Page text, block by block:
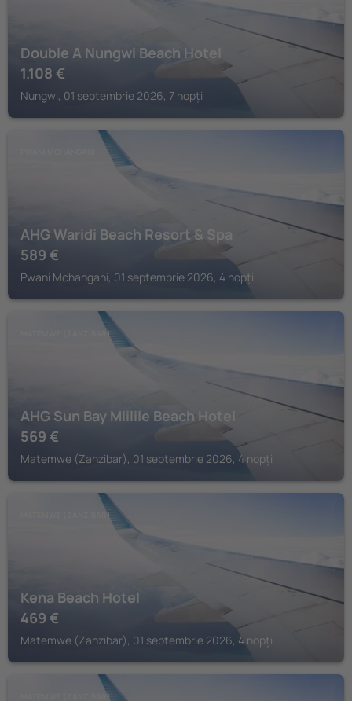
Double A Nungwi Beach Hotel
1.108 €
Nungwi, 01 septembrie 2026, 7 nopți
AHG Waridi Beach Resort & Spa
589 €
Pwani Mchangani, 01 septembrie 2026, 4 nopți
MATEMWE (ZANZIBAR)
AHG Sun Bay Mlilile Beach Hotel
569 €
Matemwe (Zanzibar), 01 septembrie 2026, 4 nopți
MATEMWE (ZANZIBAR)
Kena Beach Hotel
469 €
Matemwe (Zanzibar), 01 septembrie 2026, 4 nopți
MATEMWE (ZANZIBAR)